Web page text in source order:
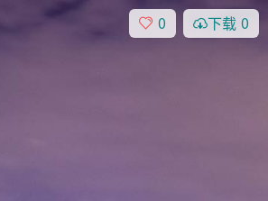
0 下载 0